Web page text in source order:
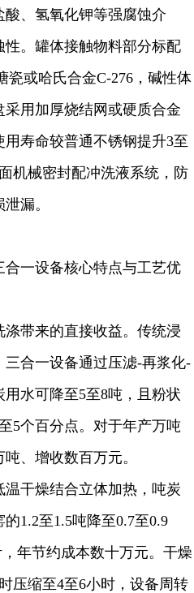
、氢氧化钾等强腐蚀介
。罐体接触物料部分标配
瓷或哈氏合金C-276，碱性体
用加厚烧结网或硬质合金
寿命较普通不锈钢提升3至
机械密封配冲洗液系统，防
漏。
一设备核心特点与工艺优
带来的直接收益。传统浸
三合一设备通过压滤-再浆化-
水可降至5至8吨，且粉状
5个百分点。对于年产万吨
、增收数百万元。
干燥结合立体加热，吨炭
1.2至1.5吨降至0.7至0.9
年节约成本数十万元。干燥
压缩至4至6小时，设备周转